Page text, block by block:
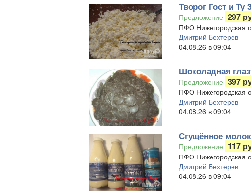
Творог Гост и Ту
Предложение 297
ПФО Нижегородская
Дмитрий Бехтерев
04.08.26 в 09:04
Шоколадная
Предложение 397
ПФО Нижегородская
Дмитрий Бехтерев
04.08.26 в 09:04
Сгущённое
Предложение 117
ПФО Нижегородская
Дмитрий Бехтерев
04.08.26 в 09:04